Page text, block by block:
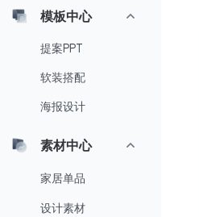
模板中心
提案PPT
软装搭配
海报设计
素材中心
家居单品
设计素材